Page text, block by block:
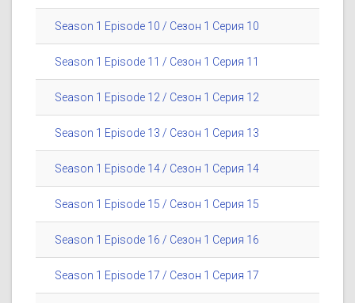
Season 1 Episode 10 / Сезон 1 Серия 10
Season 1 Episode 11 / Сезон 1 Серия 11
Season 1 Episode 12 / Сезон 1 Серия 12
Season 1 Episode 13 / Сезон 1 Серия 13
Season 1 Episode 14 / Сезон 1 Серия 14
Season 1 Episode 15 / Сезон 1 Серия 15
Season 1 Episode 16 / Сезон 1 Серия 16
Season 1 Episode 17 / Сезон 1 Серия 17